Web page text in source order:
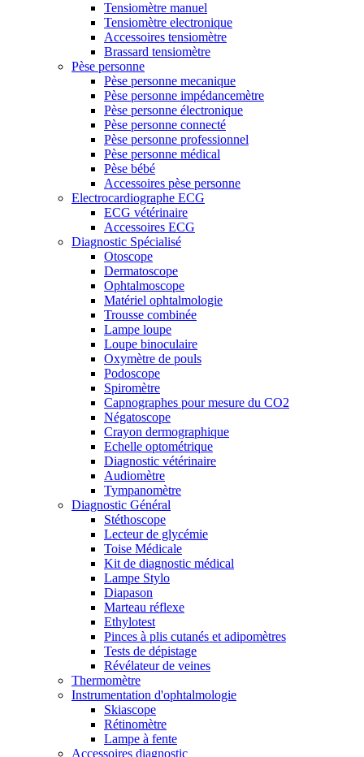
Tensiomètre manuel
Tensiomètre electronique
Accessoires tensiomètre
Brassard tensiomètre
Pèse personne
Pèse personne mecanique
Pèse personne impédancemètre
Pèse personne électronique
Pèse personne connecté
Pèse personne professionnel
Pèse personne médical
Pèse bébé
Accessoires pèse personne
Electrocardiographe ECG
ECG vétérinaire
Accessoires ECG
Diagnostic Spécialisé
Otoscope
Dermatoscope
Ophtalmoscope
Matériel ophtalmologie
Trousse combinée
Lampe loupe
Loupe binoculaire
Oxymètre de pouls
Podoscope
Spiromètre
Capnographes pour mesure du CO2
Négatoscope
Crayon dermographique
Echelle optométrique
Diagnostic vétérinaire
Audiomètre
Tympanomètre
Diagnostic Général
Stéthoscope
Lecteur de glycémie
Toise Médicale
Kit de diagnostic médical
Lampe Stylo
Diapason
Marteau réflexe
Ethylotest
Pinces à plis cutanés et adipomètres
Tests de dépistage
Révélateur de veines
Thermomètre
Instrumentation d'ophtalmologie
Skiascope
Rétinomètre
Lampe à fente
Accessoires diagnostic